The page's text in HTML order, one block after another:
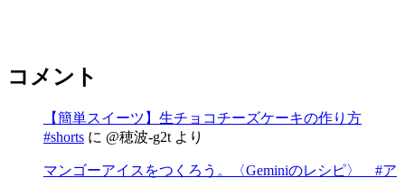
コメント
【簡単スイーツ】生チョコチーズケーキの作り方
#shorts に @穂波-g2t より
マンゴーアイスをつくろう。〈Geminiのレシピ〉 #ア